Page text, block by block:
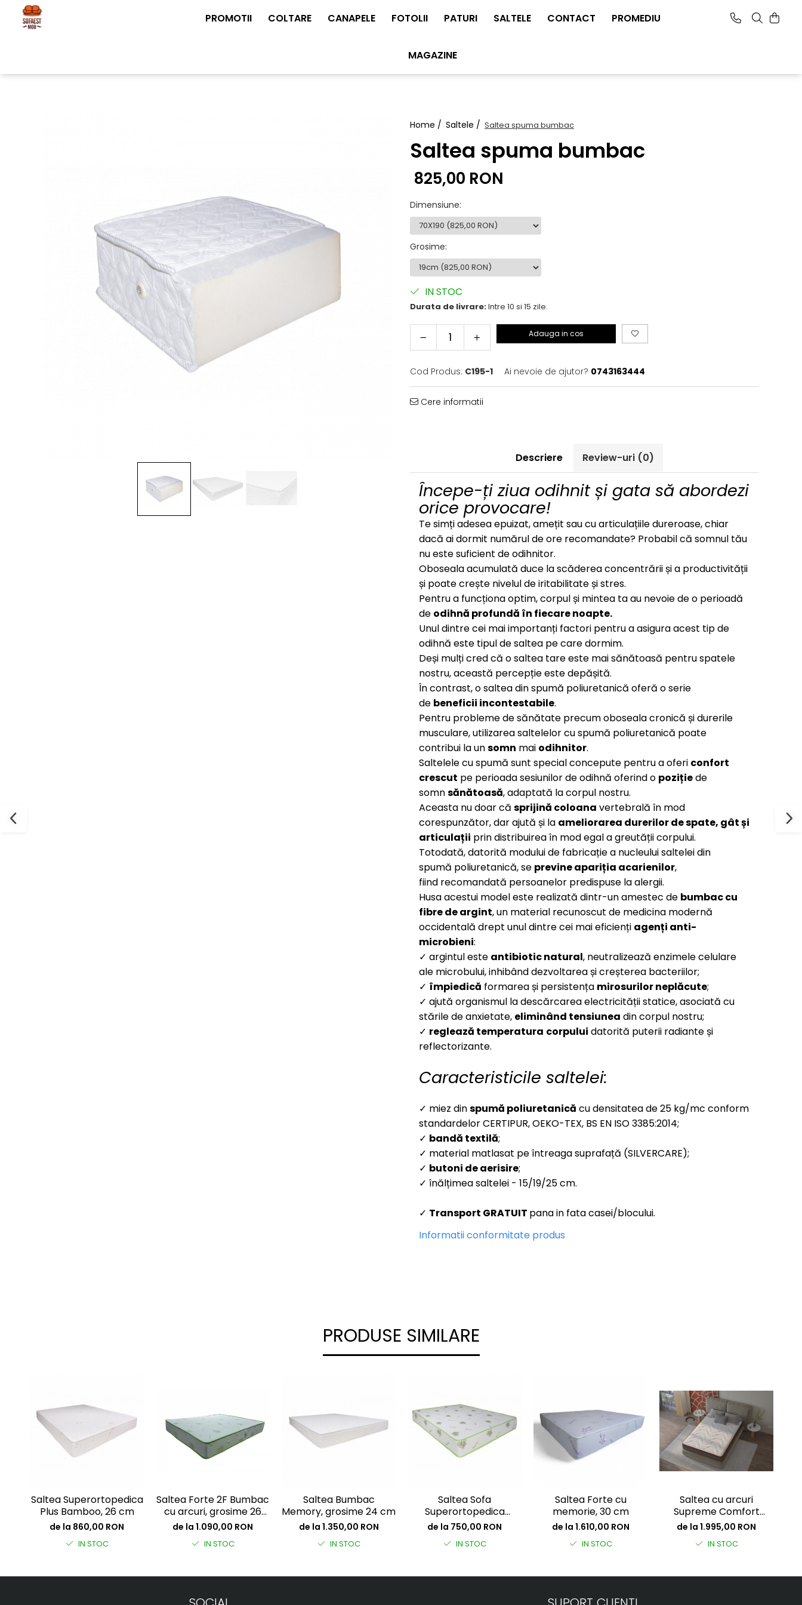
PROMOTII COLTARE CANAPELE FOTOLII PATURI SALTELE CONTACT PROMEDIU
MAGAZINE
Home / Saltele / Saltea spuma bumbac
Saltea spuma bumbac
825,00 RON
Dimensiune:
Grosime:
IN STOC
Durata de livrare:Intre 10 si 15 zile.
Adauga in cos
Cod Produs: C195-1 Ai nevoie de ajutor? 0743163444
Cere informatii
Descriere Review-uri (0)
Începe-ți ziua odihnit și gata să abordezi
orice provocare!
Te simți adesea epuizat, amețit sau cu articulațiile dureroase, chiar
dacă ai dormit numărul de ore recomandate? Probabil că somnul tău
nu este suficient de odihnitor.
Oboseala acumulată duce la scăderea concentrării și a productivității
și poate crește nivelul de iritabilitate și stres.
Pentru a funcționa optim, corpul și mintea ta au nevoie de o perioadă
de odihnă profundă în fiecare noapte.
Unul dintre cei mai importanți factori pentru a asigura acest tip de
odihnă este tipul de saltea pe care dormim.
Deși mulți cred că o saltea tare este mai sănătoasă pentru spatele
nostru, această percepție este depășită.
În contrast, o saltea din spumă poliuretanică oferă o serie
de beneficii incontestabile.
Pentru probleme de sănătate precum oboseala cronică și durerile
musculare, utilizarea saltelelor cu spumă poliuretanică poate
contribui la unsomn mai odihnitor.
Saltelele cu spumă sunt special concepute pentru a oferi confort
crescut pe perioada sesiunilor de odihnă oferind o pozițiede
somnsănătoasă, adaptată la corpul nostru.
Aceasta nu doar că sprijină coloana vertebrală în mod
corespunzător, dar ajută și la ameliorarea durerilor de spate, gât și
articulații prin distribuirea în mod egal a greutății corpului.
Totodată, datorită modului de fabricație a nucleului saltelei din
spumă poliuretanică, se previne apariția acarienilor,
fiind recomandată persoanelor predispuse la alergii.
Husa acestui model este realizată dintr-un amestec de bumbaccu
fibre de argint, un material recunoscut de medicina modernă
occidentală drept unul dintre cei mai eficienți agenți anti-
microbieni:
✓ argintul este antibiotic natural, neutralizează enzimele celulare
ale microbului, inhibând dezvoltarea și creșterea bacteriilor;
✓ împiedică formarea și persistența mirosurilor neplăcute;
✓ ajută organismul la descărcarea electricității statice, asociată cu
stările de anxietate, eliminând tensiunea din corpul nostru;
✓ reglează temperatura corpului datorită puterii radiante și
reflectorizante.
Caracteristicile saltelei:
✓ miez dinspumă poliuretanică cu densitatea de 25 kg/mc conform
standardelor CERTIPUR, OEKO-TEX, BS EN ISO 3385:2014;
✓ bandă textilă;
✓ material matlasat pe întreaga suprafață (SILVERCARE);
✓ butoni de aerisire;
✓ înălțimea saltelei - 15/19/25 cm.
✓ Transport GRATUIT pana in fata casei/blocului.
Informatii conformitate produs
PRODUSE SIMILARE
Saltea Superortopedica
Plus Bamboo, 26 cm
de la 860,00 RON
IN STOC
Saltea Forte 2F Bumbac
cu arcuri, grosime 26
cm
de la 1.090,00 RON
IN STOC
Saltea Bumbac
Memory, grosime 24 cm
de la 1.350,00 RON
IN STOC
Saltea Sofa
Superortopedica
Bumbac 24 cm
de la 750,00 RON
IN STOC
Saltea Forte cu
memorie, 30 cm
de la 1.610,00 RON
IN STOC
Saltea cu arcuri
Supreme Comfort
Pocket Multilayer,
inaltime 30 cm,
fermitate medie
de la 1.995,00 RON
IN STOC